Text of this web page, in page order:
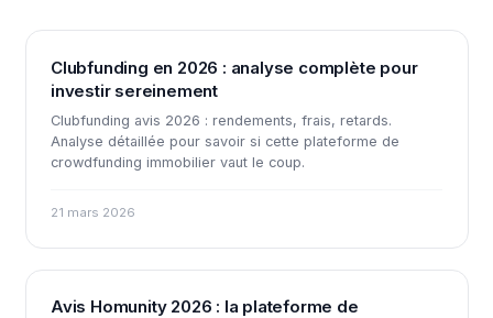
Clubfunding en 2026 : analyse complète pour
investir sereinement
Clubfunding avis 2026 : rendements, frais, retards.
Analyse détaillée pour savoir si cette plateforme de
crowdfunding immobilier vaut le coup.
21 mars 2026
Avis Homunity 2026 : la plateforme de